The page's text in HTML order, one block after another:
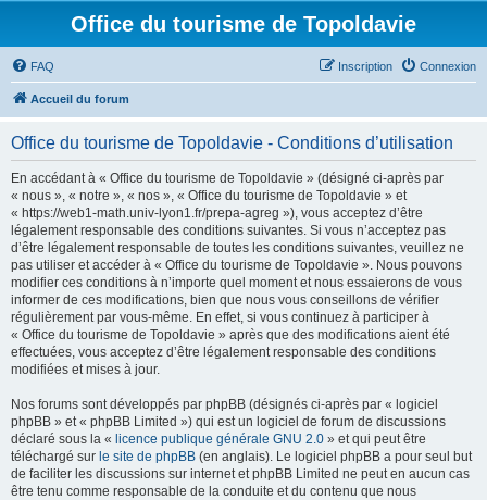
Office du tourisme de Topoldavie
FAQ Connexion
Inscription
Accueil du forum
Office du tourisme de Topoldavie - Conditions d’utilisation
En accédant à « Office du tourisme de Topoldavie » (désigné ci-après par
« nous », « notre », « nos », « Office du tourisme de Topoldavie » et
« https://web1-math.univ-lyon1.fr/prepa-agreg »), vous acceptez d’être
légalement responsable des conditions suivantes. Si vous n’acceptez pas
d’être légalement responsable de toutes les conditions suivantes, veuillez ne
pas utiliser et accéder à « Office du tourisme de Topoldavie ». Nous pouvons
modifier ces conditions à n’importe quel moment et nous essaierons de vous
informer de ces modifications, bien que nous vous conseillons de vérifier
régulièrement par vous-même. En effet, si vous continuez à participer à
« Office du tourisme de Topoldavie » après que des modifications aient été
effectuées, vous acceptez d’être légalement responsable des conditions
modifiées et mises à jour.
Nos forums sont développés par phpBB (désignés ci-après par « logiciel
phpBB » et « phpBB Limited ») qui est un logiciel de forum de discussions
déclaré sous la « licence publique générale GNU 2.0 » et qui peut être
téléchargé sur le site de phpBB (en anglais). Le logiciel phpBB a pour seul but
de faciliter les discussions sur internet et phpBB Limited ne peut en aucun cas
être tenu comme responsable de la conduite et du contenu que nous